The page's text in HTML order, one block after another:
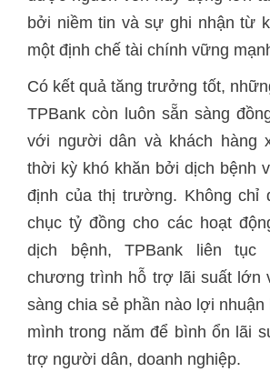
bởi niềm tin và sự ghi nhận từ
một định chế tài chính vững
Có kết quả tăng trưởng tốt,
TPBank còn luôn sẵn sàng
với người dân và khách hàng
thời kỳ khó khăn bởi dịch bệnh
định của thị trường. Không chỉ
chục tỷ đồng cho các hoạt
dịch bệnh, TPBank liên tục
chương trình hỗ trợ lãi suất lớn
sàng chia sẻ phần nào lợi nhuận
mình trong năm để bình ổn lãi
trợ người dân, doanh nghiệp.